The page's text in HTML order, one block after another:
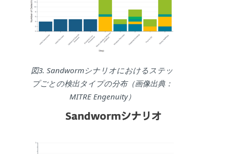
図3. Sandwormシナリオにおけるステッ
プごとの検出タイプの分布（画像出典：
MITRE Engenuity）
Sandwormシナリオ